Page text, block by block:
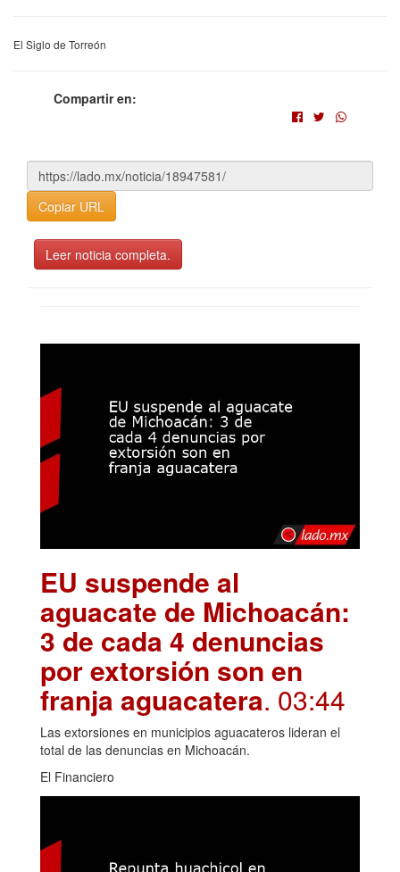
El Siglo de Torreón
Compartir en:
Copiar URL
Leer noticia completa.
EU suspende al
aguacate de Michoacán:
3 de cada 4 denuncias
por extorsión son en
franja aguacatera. 03:44
Las extorsiones en municipios aguacateros lideran el
total de las denuncias en Michoacán.
El Financiero